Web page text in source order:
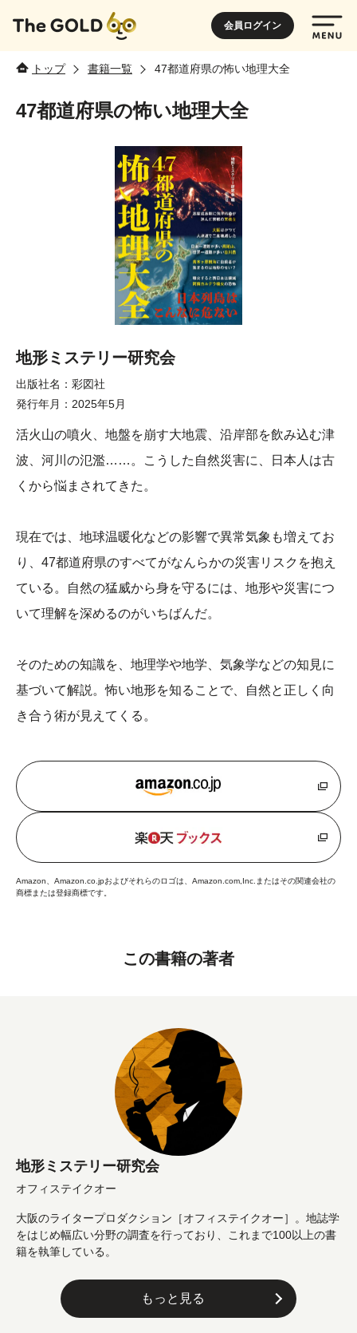
会員ログイン
トップ 書籍一覧 47都道府県の怖い地理大全
47都道府県の怖い地理大全
地形ミステリー研究会
出版社名
彩図社
発行年月
2025年5月
活火山の噴火、地盤を崩す大地震、沿岸部を飲み込む津
波、河川の氾濫……。こうした自然災害に、日本人は古
くから悩まされてきた。
現在では、地球温暖化などの影響で異常気象も増えてお
り、47都道府県のすべてがなんらかの災害リスクを抱え
ている。自然の猛威から身を守るには、地形や災害につ
いて理解を深めるのがいちばんだ。
そのための知識を、地理学や地学、気象学などの知見に
基づいて解説。怖い地形を知ることで、自然と正しく向
き合う術が見えてくる。
Amazon、Amazon.co.jpおよびそれらのロゴは、Amazon.com,Inc.またはその関連会社の
商標または登録商標です。
この書籍の著者
地形ミステリー研究会
オフィステイクオー
大阪のライタープロダクション［オフィステイクオー］。地誌学
をはじめ幅広い分野の調査を行っており、これまで100以上の書
籍を執筆している。
もっと見る